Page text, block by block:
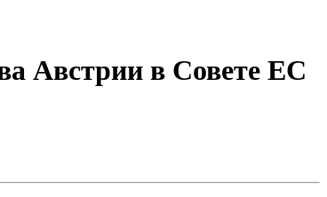
Австрии в Совете ЕС